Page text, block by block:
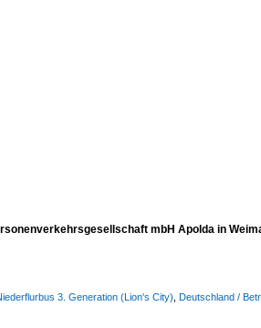
mbH Apolda in
3. Generation (Lion's City) Deutschland /